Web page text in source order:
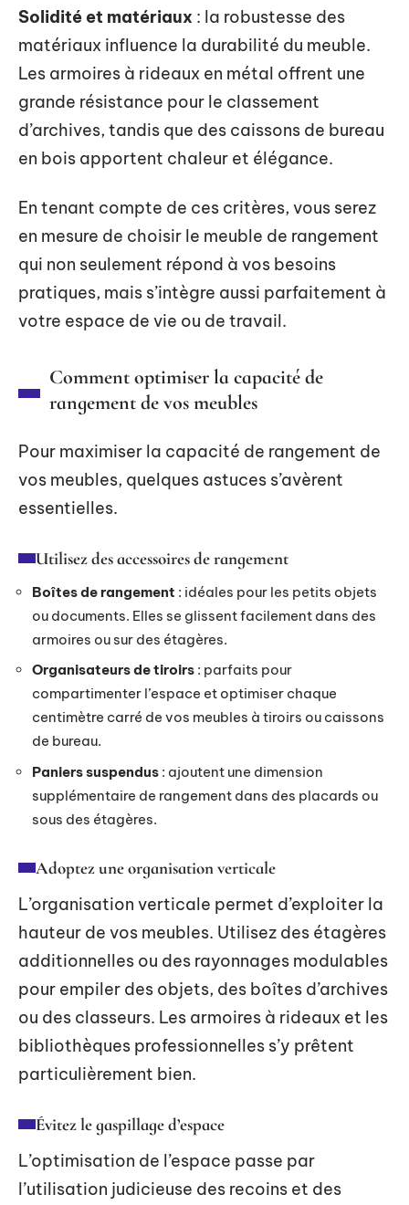
Solidité et matériaux : la robustesse des
matériaux influence la durabilité du meuble.
Les armoires à rideaux en métal offrent une
grande résistance pour le classement
d’archives, tandis que des caissons de bureau
en bois apportent chaleur et élégance.
En tenant compte de ces critères, vous serez
en mesure de choisir le meuble de rangement
qui non seulement répond à vos besoins
pratiques, mais s’intègre aussi parfaitement à
votre espace de vie ou de travail.
Comment optimiser la capacité de
rangement de vos meubles
Pour maximiser la capacité de rangement de
vos meubles, quelques astuces s’avèrent
essentielles.
Utilisez des accessoires de rangement
Boîtes de rangement : idéales pour les petits objets
ou documents. Elles se glissent facilement dans des
armoires ou sur des étagères.
Organisateurs de tiroirs : parfaits pour
compartimenter l’espace et optimiser chaque
centimètre carré de vos meubles à tiroirs ou caissons
de bureau.
Paniers suspendus : ajoutent une dimension
supplémentaire de rangement dans des placards ou
sous des étagères.
Adoptez une organisation verticale
L’organisation verticale permet d’exploiter la
hauteur de vos meubles. Utilisez des étagères
additionnelles ou des rayonnages modulables
pour empiler des objets, des boîtes d’archives
ou des classeurs. Les armoires à rideaux et les
bibliothèques professionnelles s’y prêtent
particulièrement bien.
Évitez le gaspillage d’espace
L’optimisation de l’espace passe par
l’utilisation judicieuse des recoins et des